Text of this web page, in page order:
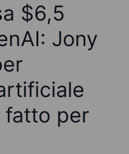
$6,5
Jony
fatto per